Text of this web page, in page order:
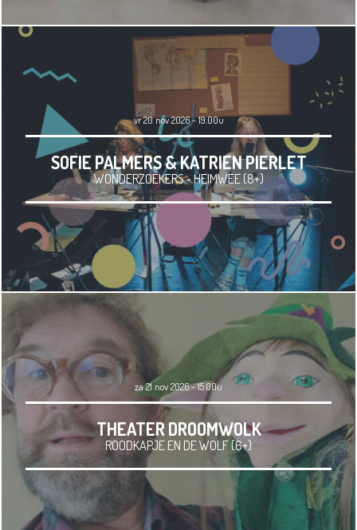
vr 20 nov 2026 - 19.00u
SOFIE PALMERS & KATRIEN PIERLET
WONDERZOEKERS - HEIMWEE (8+)
za 21 nov 2026 - 15.00u
THEATER DROOMWOLK
ROODKAPJE EN DE WOLF (6+)